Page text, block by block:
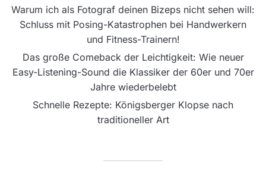
Warum ich als Fotograf deinen Bizeps nicht sehen will:
Schluss mit Posing-Katastrophen bei Handwerkern
und Fitness-Trainern!
Das große Comeback der Leichtigkeit: Wie neuer
Easy-Listening-Sound die Klassiker der 60er und 70er
Jahre wiederbelebt
Schnelle Rezepte: Königsberger Klopse nach
traditioneller Art